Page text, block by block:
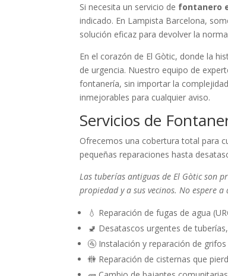
Si necesita un servicio de fontanero
indicado. En Lampista Barcelona,
solución eficaz para devolver la
En el corazón de El Gòtic, donde la
de urgencia. Nuestro equipo de
fontanería, sin importar la
inmejorables para cualquier aviso.
Servicios de
Ofrecemos una cobertura total para
pequeñas reparaciones hasta
Las tuberías antiguas de El Gòtic son
propiedad y a sus vecinos. No espere
💧 Reparación de fugas de agua
🚽 Desatascos urgentes de
🚰 Instalación y reparación de
🚻 Reparación de cisternas que